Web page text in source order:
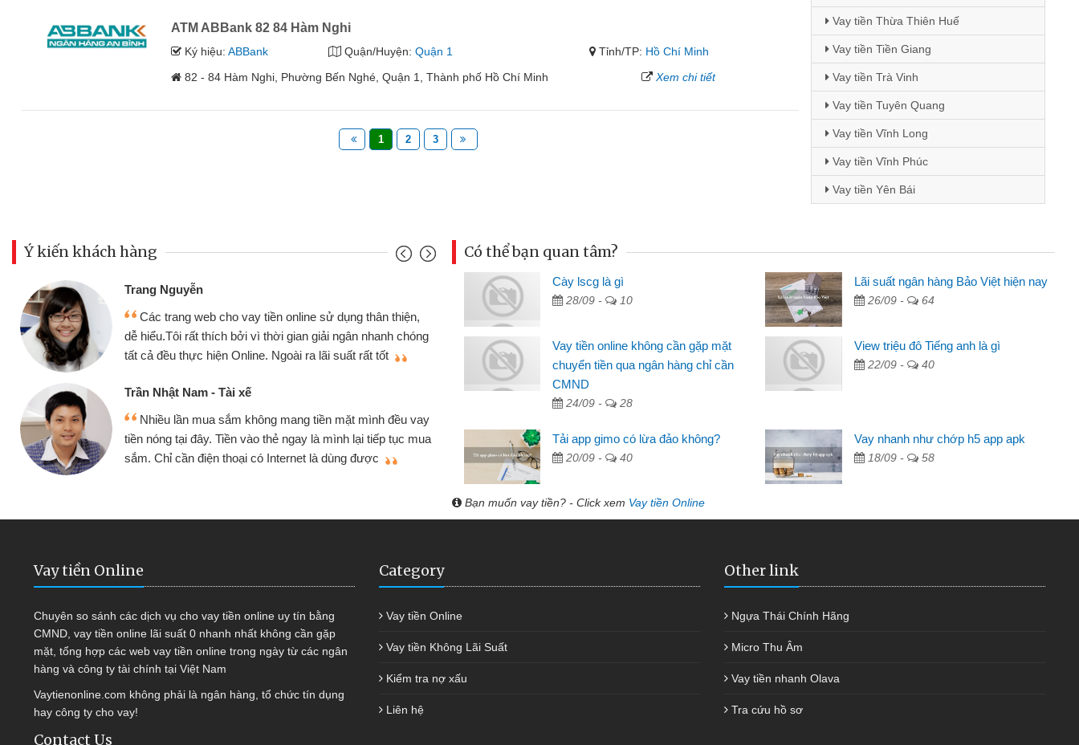
ATM ABBank 82 84 Hàm Nghi
Ký hiệu:ABBank Quận/Huyện: Quận 1 Tỉnh/TP: Hồ Chí Minh
82 - 84 Hàm Nghi, Phường Bến Nghé, Quận 1, Thành phố Hồ Chí Minh
Xem chi tiết
1 2 3
Vay tiền Thừa Thiên Huế
Vay tiền Tiền Giang
Vay tiền Trà Vinh
Vay tiền Tuyên Quang
Vay tiền Vĩnh Long
Vay tiền Vĩnh Phúc
Vay tiền Yên Bái
Ý kiến khách hàng
online sử dụng thân thiện,
gian giải ngân nhanh chóng
ra lãi suất rất tốt
tiền mặt mình đều vay
ngay là mình lại tiếp tục mua
là dùng được
Mình cần tiền gấp nên định cầm cố chiếc xe wave
nhưng thật may đã có gói vay tiền bằng CMND online
không cần gặp mặt nên rất tiện lợi, sẽ giới thiệu cho bạn
bè biết
Tôi kinh doanh buôn bán nhỏ lẻ nhiều lúc cần vốn nhập
hàng, nhờ biết đến website qua bạn bè giới thiệu tôi đã giải
quyết được công việc của mình nhanh chóng
Mai Lan - Sinh viên
Tôi biết đến thông qua quảng cáo trên facebook. Tôi là
sinh viên nên cần đóng tiền nhà, sinh nhật bạn bè, mà đọc
thấy thủ tục nhanh gọn nên tôi quyết định vay
Lâm Minh Chánh
cần có 2 triệu để giải quyết việc riêng, trong 1-2 ngày tôi trả
được thôi. Cảm ơn đã giúp tôi kịp thời và nhanh chóng
Có thể bạn quan tâm?
Cày lscg là gì
28/09 - 10
Lãi suất ngân hàng Bảo Việt hiện nay
26/09 - 64
Vay tiền online không cần gặp mặt
chuyển tiền qua ngân hàng chỉ cần
CMND
24/09 - 28
View triệu đô Tiếng anh là gì
22/09 - 40
Tải app gimo có lừa đảo không?
20/09 - 40
Vay nhanh như chớp h5 app apk
18/09 - 58
Bạn muốn vay tiền? - Click xem Vay tiền Online
Vay tiền Online
Chuyên so sánh các dịch vụ cho vay tiền online uy tín bằng
CMND, vay tiền online lãi suất 0 nhanh nhất không cần gặp
mặt, tổng hợp các web vay tiền online trong ngày từ các ngân
hàng và công ty tài chính tại Việt Nam
Vaytienonline.com không phải là ngân hàng, tổ chức tín dụng
hay công ty cho vay!
Contact Us
Category
Vay tiền Online
Vay tiền Không Lãi Suất
Kiểm tra nợ xấu
Liên hệ
Other link
Ngựa Thái Chính Hãng
Micro Thu Âm
Vay tiền nhanh Olava
Tra cứu hồ sơ